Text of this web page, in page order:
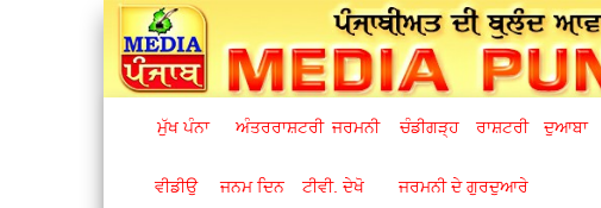
ਮੁੱਖ ਪੰਨਾ ਅੰਤਰਰਾਸ਼ਟਰੀ ਜਰਮਨੀ ਚੰਡੀਗੜ੍ਹ ਰਾਸ਼ਟਰੀ ਦੁਆਬਾ
ਵੀਡੀਉ ਜਨਮ ਦਿਨ ਟੀਵੀ. ਦੇਖੋ ਜਰਮਨੀ ਦੇ ਗੁਰਦੁਆਰੇ